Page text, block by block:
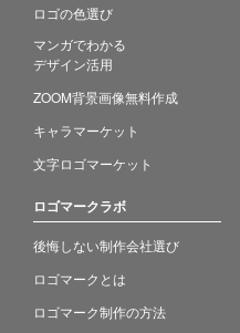
ロゴの色選び
マンガでわかる
デザイン活用
ZOOM背景画像無料作成
キャラマーケット
文字ロゴマーケット
ロゴマークラボ
後悔しない制作会社選び
ロゴマークとは
ロゴマーク制作の方法